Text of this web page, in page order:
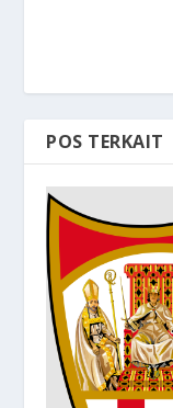
POS TERKAIT